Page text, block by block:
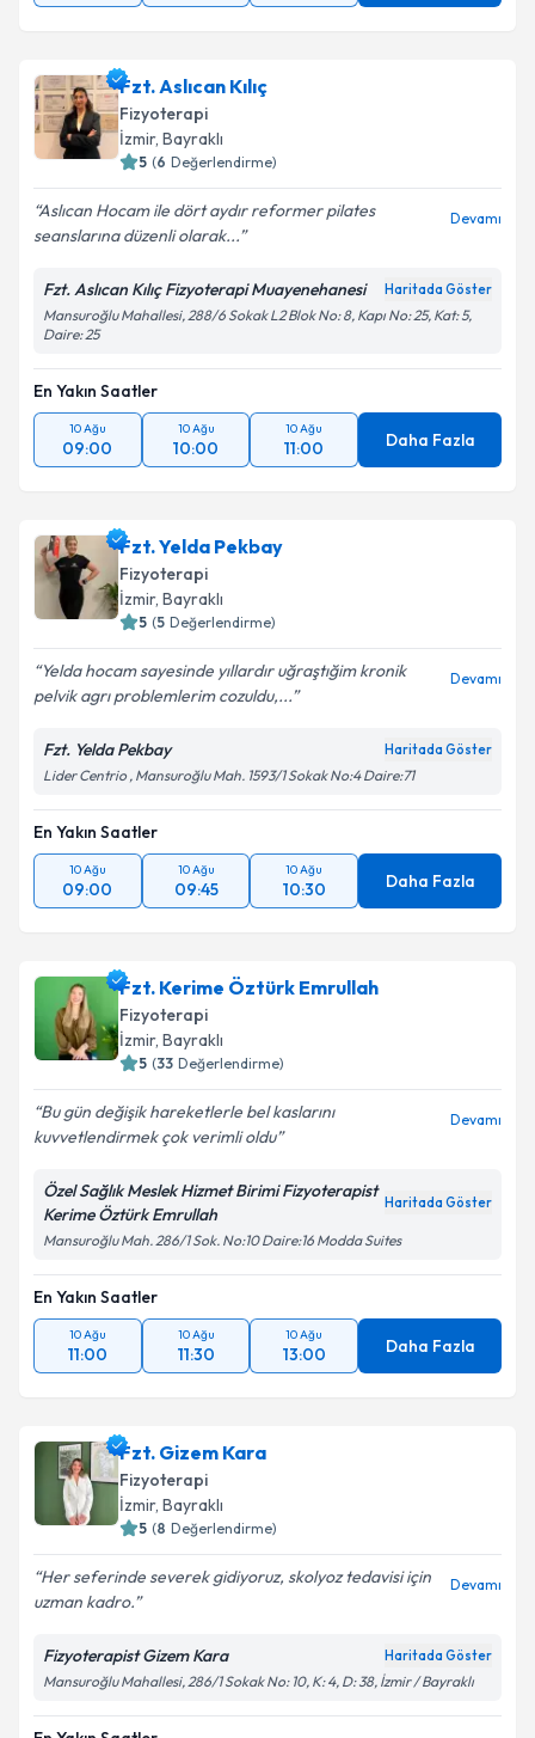
Fzt. Aslıcan Kılıç
Fizyoterapi
İzmir, Bayraklı
5 (6 Değerlendirme)
Aslıcan Hocam ile dört aydır reformer pilates
seanslarına düzenli olarak...
Devamı
Fzt. Aslıcan Kılıç Fizyoterapi Muayenehanesi Haritada Göster
Mansuroğlu Mahallesi, 288/6 Sokak L2 Blok No: 8, Kapı No: 25, Kat: 5,
Daire: 25
En Yakın Saatler
10 Ağu
09:00
10 Ağu
10:00
10 Ağu
11:00 Daha Fazla
Fzt. Yelda Pekbay
Fizyoterapi
İzmir, Bayraklı
5 (5 Değerlendirme)
Yelda hocam sayesinde yıllardır uğraştığim kronik
pelvik agrı problemlerim cozuldu,...
Devamı
Fzt. Yelda Pekbay Haritada Göster
Lider Centrio , Mansuroğlu Mah. 1593/1 Sokak No:4 Daire:71
En Yakın Saatler
10 Ağu
09:00
10 Ağu
09:45
10 Ağu
10:30 Daha Fazla
Fzt. Kerime Öztürk Emrullah
Fizyoterapi
İzmir, Bayraklı
5 (33 Değerlendirme)
Bu gün değişik hareketlerle bel kaslarını
kuvvetlendirmek çok verimli oldu
Devamı
Özel Sağlık Meslek Hizmet Birimi Fizyoterapist
Kerime Öztürk Emrullah
Haritada Göster
Mansuroğlu Mah. 286/1 Sok. No:10 Daire:16 Modda Suites
En Yakın Saatler
10 Ağu
11:00
10 Ağu
11:30
10 Ağu
13:00 Daha Fazla
Fzt. Gizem Kara
Fizyoterapi
İzmir, Bayraklı
5 (8 Değerlendirme)
Her seferinde severek gidiyoruz, skolyoz tedavisi için
uzman kadro.
Devamı
Fizyoterapist Gizem Kara Haritada Göster
Mansuroğlu Mahallesi, 286/1 Sokak No: 10, K: 4, D: 38, İzmir / Bayraklı